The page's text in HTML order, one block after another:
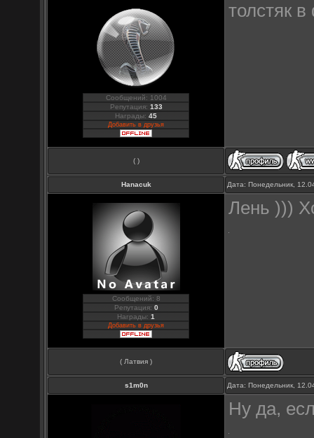
Сообщений: 1004
Репутация: 133
Награды:45
Добавить в друзья
толстяк
( )
Hanacuk Дата: Понедельник,
Сообщений: 8
Репутация: 0
Награды:1
Добавить в друзья
Лень )))
( Латвия )
s1m0n Дата: Понедельник,
Ну да,